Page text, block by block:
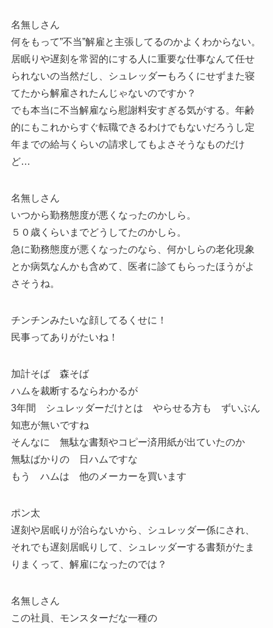
名無しさん
何をもって”不当”解雇と主張してるのかよくわからない。
居眠りや遅刻を常習的にする人に重要な仕事なんて任せ
られないの当然だし、シュレッダーもろくにせずまた寝
てたから解雇されたんじゃないのですか？
でも本当に不当解雇なら慰謝料安すぎる気がする。年齢
的にもこれからすぐ転職できるわけでもないだろうし定
年までの給与くらいの請求してもよさそうなものだけ
ど…
名無しさん
いつから勤務態度が悪くなったのかしら。
５０歳くらいまでどうしてたのかしら。
急に勤務態度が悪くなったのなら、何かしらの老化現象
とか病気なんかも含めて、医者に診てもらったほうがよ
さそうね。
チンチンみたいな顔してるくせに！
民事ってありがたいね！
加計そば 森そば
ハムを裁断するならわかるが
3年間 シュレッダーだけとは やらせる方も ずいぶん
知恵が無いですね
そんなに 無駄な書類やコピー済用紙が出ていたのか
無駄ばかりの 日ハムですな
もう ハムは 他のメーカーを買います
ポン太
遅刻や居眠りが治らないから、シュレッダー係にされ、
それでも遅刻居眠りして、シュレッダーする書類がたま
りまくって、解雇になったのでは？
名無しさん
この社員、モンスターだな一種の